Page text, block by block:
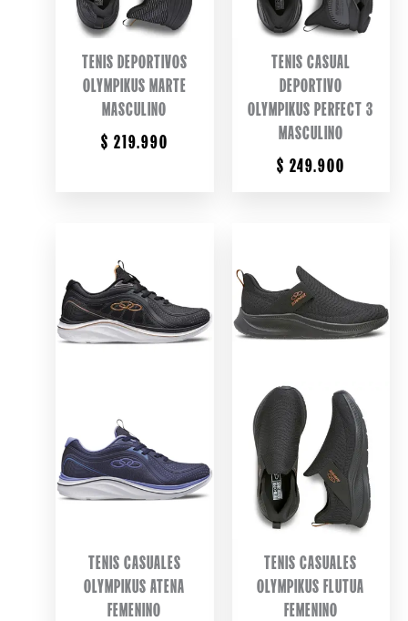
TENIS DEPORTIVOS
OLYMPIKUS MARTE
MASCULINO
$ 219.990
TENIS CASUAL
DEPORTIVO
OLYMPIKUS PERFECT 3
MASCULINO
$ 249.900
TENIS CASUALES
OLYMPIKUS ATENA
FEMENINO
TENIS CASUALES
OLYMPIKUS FLUTUA
FEMENINO